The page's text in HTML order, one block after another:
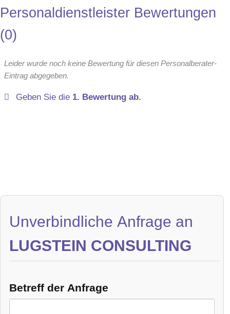
Personaldienstleister Bewertungen
0
Leider wurde noch keine Bewertung für diesen Personalberater-
Eintrag abgegeben.
Geben Sie die 1. Bewertung ab.
Unverbindliche Anfrage an
LUGSTEIN CONSULTING
Betreff der Anfrage